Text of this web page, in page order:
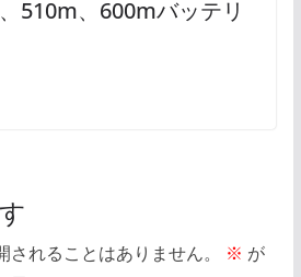
510m、600mバッテリ
れることはありません。 ※ が